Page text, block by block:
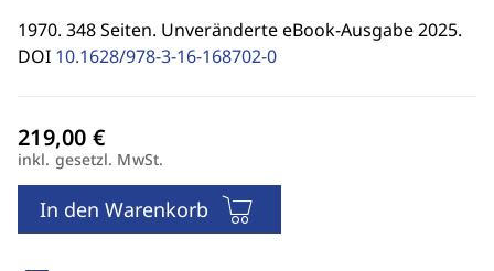
1970. 348 Seiten. Unveränderte eBook-Ausgabe 2025.
DOI 10.1628/978-3-16-168702-0
inkl. gesetzl. MwSt.
In den Warenkorb